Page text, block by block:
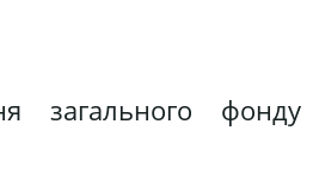
загального фонду